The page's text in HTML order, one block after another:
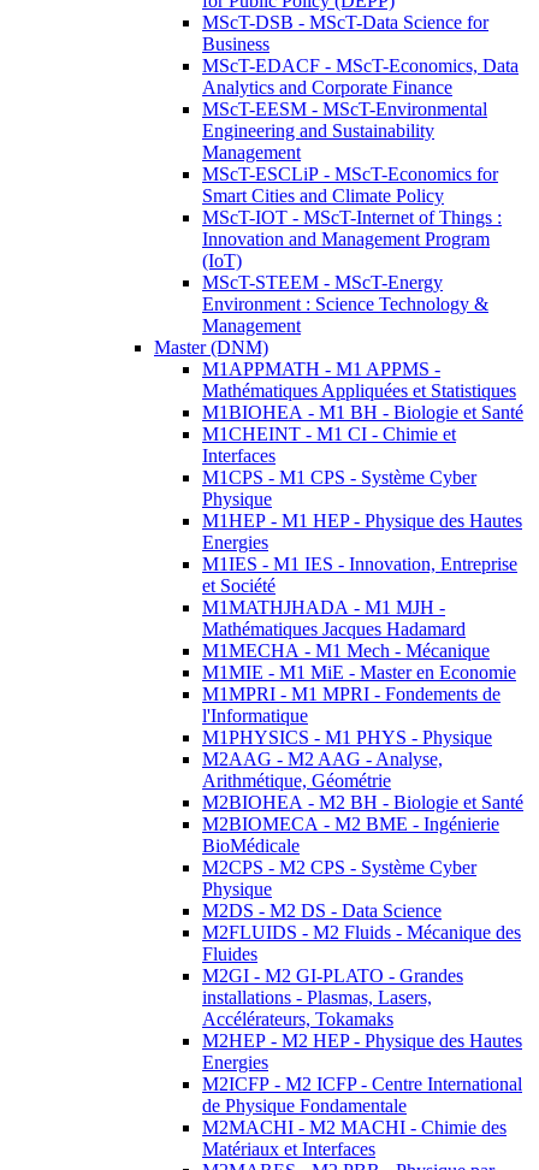
MScT-DSB - MScT-Data Science for
Business
MScT-EDACF - MScT-Economics, Data
Analytics and Corporate Finance
MScT-EESM - MScT-Environmental
Engineering and Sustainability
Management
MScT-ESCLiP - MScT-Economics for
Smart Cities and Climate Policy
MScT-IOT - MScT-Internet of Things :
Innovation and Management Program
(IoT)
MScT-STEEM - MScT-Energy
Environment : Science Technology &
Management
Master (DNM)
M1APPMATH - M1 APPMS -
Mathématiques Appliquées et Statistiques
M1BIOHEA - M1 BH - Biologie et Santé
M1CHEINT - M1 CI - Chimie et
Interfaces
M1CPS - M1 CPS - Système Cyber
Physique
M1HEP - M1 HEP - Physique des Hautes
Energies
M1IES - M1 IES - Innovation, Entreprise
et Société
M1MATHJHADA - M1 MJH -
Mathématiques Jacques Hadamard
M1MECHA - M1 Mech - Mécanique
M1MIE - M1 MiE - Master en Economie
M1MPRI - M1 MPRI - Fondements de
l'Informatique
M1PHYSICS - M1 PHYS - Physique
M2AAG - M2 AAG - Analyse,
Arithmétique, Géométrie
M2BIOHEA - M2 BH - Biologie et Santé
M2BIOMECA - M2 BME - Ingénierie
BioMédicale
M2CPS - M2 CPS - Système Cyber
Physique
M2DS - M2 DS - Data Science
M2FLUIDS - M2 Fluids - Mécanique des
Fluides
M2GI - M2 GI-PLATO - Grandes
installations - Plasmas, Lasers,
Accélérateurs, Tokamaks
M2HEP - M2 HEP - Physique des Hautes
Energies
M2ICFP - M2 ICFP - Centre International
de Physique Fondamentale
M2MACHI - M2 MACHI - Chimie des
Matériaux et Interfaces